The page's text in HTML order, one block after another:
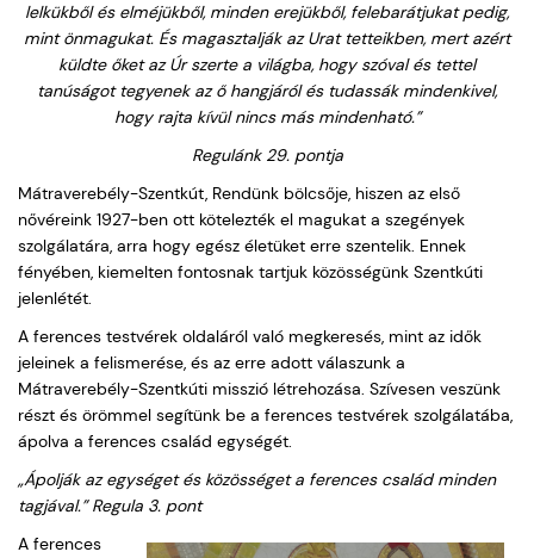
lelkükből és elméjükből, minden erejükből, felebarátjukat pedig,
mint önmagukat. És magasztalják az Urat tetteikben, mert azért
küldte őket az Úr szerte a világba, hogy szóval és tettel
tanúságot tegyenek az ő hangjáról és tudassák mindenkivel,
hogy rajta kívül nincs más mindenható.”
Regulánk 29. pontja
Mátraverebély-Szentkút, Rendünk bölcsője, hiszen az első
nővéreink 1927-ben ott kötelezték el magukat a szegények
szolgálatára, arra hogy egész életüket erre szentelik. Ennek
fényében, kiemelten fontosnak tartjuk közösségünk Szentkúti
jelenlétét.
A ferences testvérek oldaláról való megkeresés, mint az idők
jeleinek a felismerése, és az erre adott válaszunk a
Mátraverebély-Szentkúti misszió létrehozása. Szívesen veszünk
részt és örömmel segítünk be a ferences testvérek szolgálatába,
ápolva a ferences család egységét.
„Ápolják az egységetés közösséget a ferencescsalád minden
tagjával.” Regula 3. pont
A ferences